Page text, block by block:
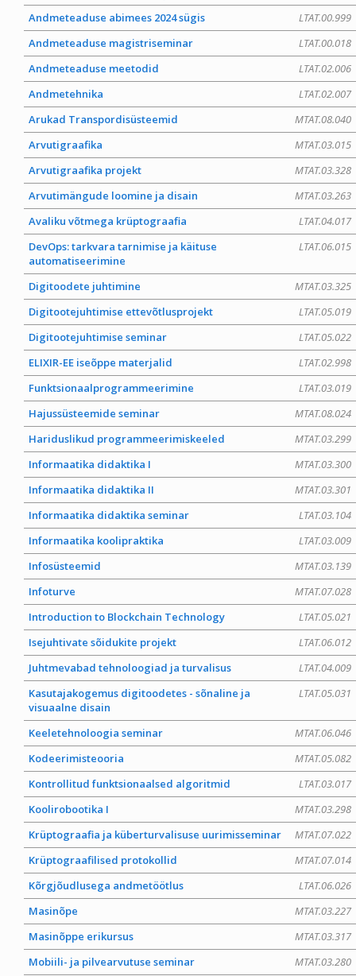
LTAT.00.999
Andmeteaduse abimees 2024 sügis
LTAT.00.018
Andmeteaduse magistriseminar
LTAT.02.006
Andmeteaduse meetodid
LTAT.02.007
Andmetehnika
MTAT.08.040
Arukad Transpordisüsteemid
MTAT.03.015
Arvutigraafika
MTAT.03.328
Arvutigraafika projekt
MTAT.03.263
Arvutimängude loomine ja disain
LTAT.04.017
Avaliku võtmega krüptograafia
LTAT.06.015
DevOps: tarkvara tarnimise ja käituse
automatiseerimine
MTAT.03.325
Digitoodete juhtimine
LTAT.05.019
Digitootejuhtimise ettevõtlusprojekt
LTAT.05.022
Digitootejuhtimise seminar
LTAT.02.998
ELIXIR-EE iseõppe materjalid
LTAT.03.019
Funktsionaalprogrammeerimine
MTAT.08.024
Hajussüsteemide seminar
MTAT.03.299
Hariduslikud programmeerimiskeeled
MTAT.03.300
Informaatika didaktika I
MTAT.03.301
Informaatika didaktika II
LTAT.03.104
Informaatika didaktika seminar
LTAT.03.009
Informaatika koolipraktika
MTAT.03.139
Infosüsteemid
MTAT.07.028
Infoturve
LTAT.05.021
Introduction to Blockchain Technology
LTAT.06.012
Isejuhtivate sõidukite projekt
LTAT.04.009
Juhtmevabad tehnoloogiad ja turvalisus
LTAT.05.031
Kasutajakogemus digitoodetes - sõnaline ja
visuaalne disain
MTAT.06.046
Keeletehnoloogia seminar
MTAT.05.082
Kodeerimisteooria
LTAT.03.017
Kontrollitud funktsionaalsed algoritmid
MTAT.03.298
Koolirobootika I
MTAT.07.022
Krüptograafia ja küberturvalisuse uurimisseminar
MTAT.07.014
Krüptograafilised protokollid
LTAT.06.026
Kõrgjõudlusega andmetöötlus
MTAT.03.227
Masinõpe
MTAT.03.317
Masinõppe erikursus
MTAT.03.280
Mobiili- ja pilvearvutuse seminar